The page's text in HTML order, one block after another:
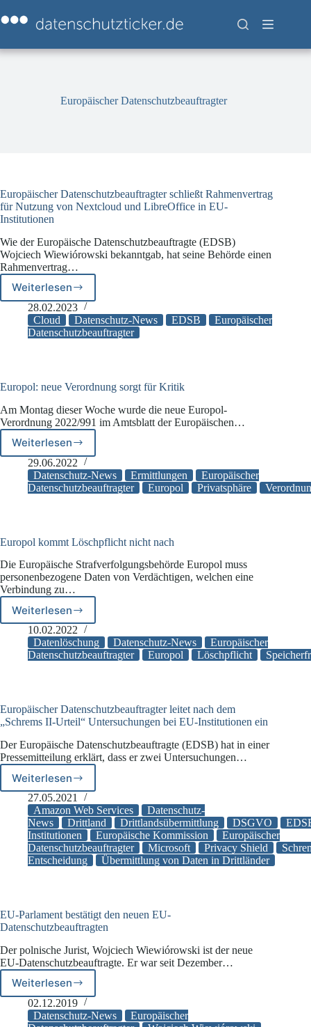
Inhalt
springen
Europäischer Datenschutzbeauftragter
Europäischer Datenschutzbeauftragter schließt Rahmenvertrag
für Nutzung von Nextcloud und LibreOffice in EU-
Institutionen
Wie der Europäische Datenschutzbeauftragte (EDSB)
Wojciech Wiewiórowski bekanntgab, hat seine Behörde einen
Rahmenvertrag…
WeiterlesenEuropäischer
Datenschutzbeauftragter
schließt
Rahmenvertrag
Nextcloud
LibreOffice
in
EU-
Institutionen
28.02.2023
Cloud
Datenschutz-News EDSB
Europäischer
Datenschutzbeauftragter
Europol: neue Verordnung sorgt für Kritik
Am Montag dieser Woche wurde die neue Europol-
Verordnung 2022/991 im Amtsblatt der Europäischen…
Weiterlesen
Europol:
neue
Verordnung
sorgt
29.06.2022
Datenschutz-News
Ermittlungen
Europäischer
Datenschutzbeauftragter
Europol Privatsphäre
Europol kommt Löschpflicht nicht nach
Die Europäische Strafverfolgungsbehörde Europol muss
personenbezogene Daten von Verdächtigen, welchen eine
Verbindung zu…
Weiterlesen
Europol
kommt
Löschpflicht
nicht
10.02.2022
Datenlöschung
Datenschutz-News
Europäischer
Datenschutzbeauftragter
Europol Löschpflicht
Europäischer Datenschutzbeauftragter leitet nach dem
„Schrems II-Urteil“ Untersuchungen bei EU-Institutionen ein
Der Europäische Datenschutzbeauftragte (EDSB) hat in einer
Pressemitteilung erklärt, dass er zwei Untersuchungen…
WeiterlesenEuropäischer
Datenschutzbeauftragter
leitet
nach
dem
„Schrems
II-
EU-
Institutionen
27.05.2021
Amazon Web Services
Datenschutz-
News
Drittland Drittlandsübermittlung DSGVO
Institutionen
Europäische Kommission
Europäischer
Datenschutzbeauftragter
Microsoft Privacy Shield
Entscheidung
Übermittlung von Daten in Drittländer
EU-Parlament bestätigt den neuen EU-
Datenschutzbeauftragten
Der polnische Jurist, Wojciech Wiewiórowski ist der neue
EU-Datenschutzbeauftragte. Er war seit Dezember…
Weiterlesen
EU-
Parlament
bestätigt
02.12.2019
Datenschutz-News
Europäischer